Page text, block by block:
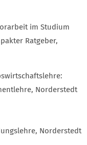
im Studium
Ratgeber,
Norderstedt
Norderstedt